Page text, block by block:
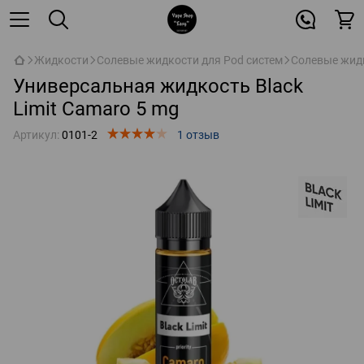
Жидкости Солевые жидкости для Pod систем Солевые
Универсальная жидкость Black
Limit Camaro 5 mg
Артикул: 0101-2 1 отзыв